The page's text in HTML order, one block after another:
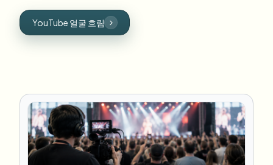
YouTube 얼굴 흐림